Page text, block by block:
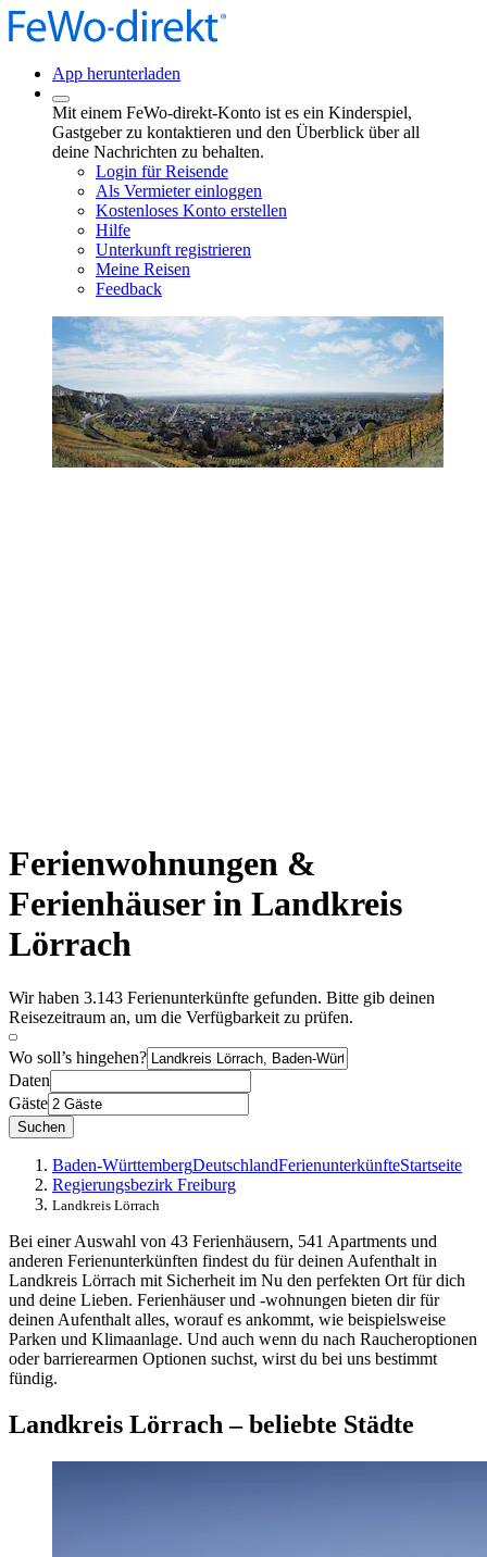
App herunterladen
Mit einem FeWo-direkt-Konto ist es ein Kinderspiel,
Gastgeber zu kontaktieren und den Überblick über all
deine Nachrichten zu behalten.
Login für Reisende
Als Vermieter einloggen
Kostenloses Konto erstellen
Hilfe
Unterkunft registrieren
Meine Reisen
Feedback
Ferienwohnungen &
Ferienhäuser in Landkreis
Lörrach
Wir haben 3.143 Ferienunterkünfte gefunden. Bitte gib deinen
Reisezeitraum an, um die Verfügbarkeit zu prüfen.
Wo soll’s hingehen?
Daten
Gäste
Suchen
Baden-WürttembergDeutschlandFerienunterkünfteStartseite
Regierungsbezirk Freiburg
Landkreis Lörrach
Bei einer Auswahl von 43 Ferienhäusern, 541 Apartments und
anderen Ferienunterkünften findest du für deinen Aufenthalt in
Landkreis Lörrach mit Sicherheit im Nu den perfekten Ort für dich
und deine Lieben. Ferienhäuser und -wohnungen bieten dir für
deinen Aufenthalt alles, worauf es ankommt, wie beispielsweise
Parken und Klimaanlage. Und auch wenn du nach Raucheroptionen
oder barrierearmen Optionen suchst, wirst du bei uns bestimmt
fündig.
Landkreis Lörrach – beliebte Städte